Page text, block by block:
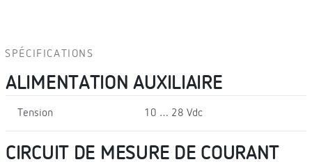
SPÉCIFICATIONS
ALIMENTATION AUXILIAIRE
Tension 10 … 28 Vdc
CIRCUIT DE MESURE DE COURANT